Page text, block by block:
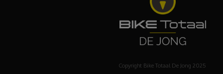
Copyright Bike Totaal De Jong 2025